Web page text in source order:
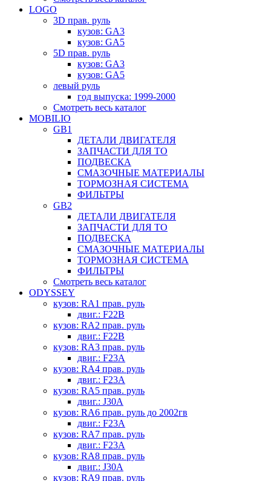
LOGO
3D прав. руль
кузов: GA3
кузов: GA5
5D прав. руль
кузов: GA3
кузов: GA5
левый руль
год выпуска: 1999-2000
Смотреть весь каталог
MOBILIO
GB1
ДЕТАЛИ ДВИГАТЕЛЯ
ЗАПЧАСТИ ДЛЯ ТО
ПОДВЕСКА
СМАЗОЧНЫЕ МАТЕРИАЛЫ
ТОРМОЗНАЯ СИСТЕМА
ФИЛЬТРЫ
GB2
ДЕТАЛИ ДВИГАТЕЛЯ
ЗАПЧАСТИ ДЛЯ ТО
ПОДВЕСКА
СМАЗОЧНЫЕ МАТЕРИАЛЫ
ТОРМОЗНАЯ СИСТЕМА
ФИЛЬТРЫ
Смотреть весь каталог
ODYSSEY
кузов: RA1 прав. руль
двиг.: F22B
кузов: RA2 прав. руль
двиг.: F22B
кузов: RA3 прав. руль
двиг.: F23A
кузов: RA4 прав. руль
двиг.: F23A
кузов: RA5 прав. руль
двиг.: J30A
кузов: RA6 прав. руль до 2002гв
двиг.: F23A
кузов: RA7 прав. руль
двиг.: F23A
кузов: RA8 прав. руль
двиг.: J30A
кузов: RA9 прав. руль